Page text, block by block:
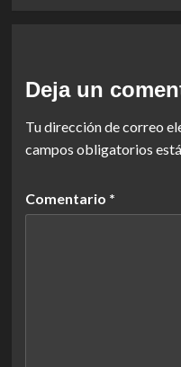
Deja un
Tu dirección de correo
campos obligatorios
Comentario *